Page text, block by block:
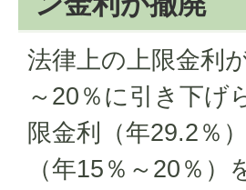
法律上の上限金利
～20％に引き下げ
限金利（年29.2％
（年15％～20％